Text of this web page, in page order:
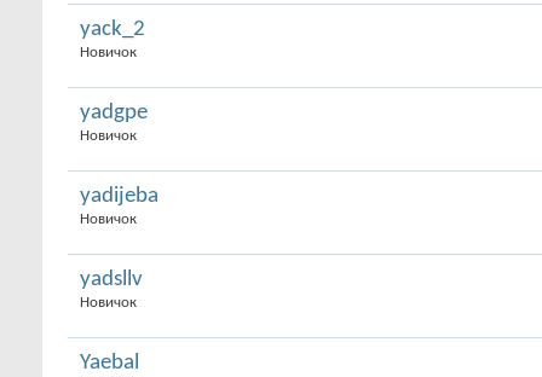
yack_2
Новичок
yadgpe
Новичок
yadijeba
Новичок
yadsllv
Новичок
Yaebal